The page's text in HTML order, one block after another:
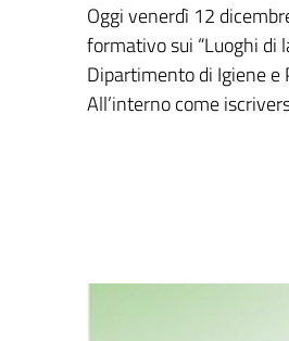
Oggi venerdì 12
formativo sui “Luoghi di
Dipartimento di Igiene e
All’interno come